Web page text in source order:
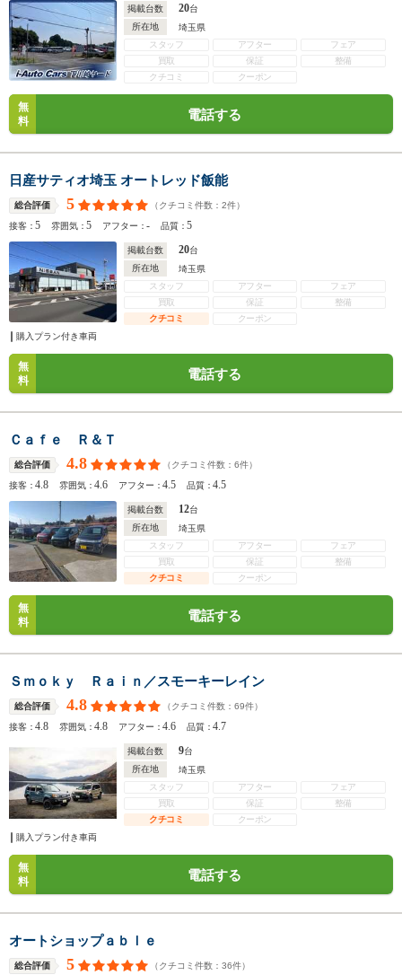
掲載台数 20台
所在地
埼玉県
スタッフ
アフター
フェア
買取
保証
整備
クチコミ
クーポン
無
料
電話する
日産サティオ埼玉 オートレッド飯能
総合評価 5 （クチコミ件数： 2件）
接客：5 雰囲気：5 アフター：- 品質：5
掲載台数 20台
所在地
埼玉県
スタッフ
アフター
フェア
買取
保証
整備
クチコミ
クーポン
購入プラン付き車両
無
料
電話する
Ｃａｆｅ Ｒ＆Ｔ
総合評価 4.8 （クチコミ件数： 6件）
接客：4.8 雰囲気：4.6 アフター：4.5 品質：4.5
掲載台数 12台
所在地
埼玉県
スタッフ
アフター
フェア
買取
保証
整備
クチコミ
クーポン
無
料
電話する
Ｓｍｏｋｙ Ｒａｉｎ／スモーキーレイン
総合評価 4.8 （クチコミ件数： 69件）
接客：4.8 雰囲気：4.8 アフター：4.6 品質：4.7
掲載台数 9台
所在地
埼玉県
スタッフ
アフター
フェア
買取
保証
整備
クチコミ
クーポン
購入プラン付き車両
無
料
電話する
オートショップａｂｌｅ
総合評価 5 （クチコミ件数： 36件）